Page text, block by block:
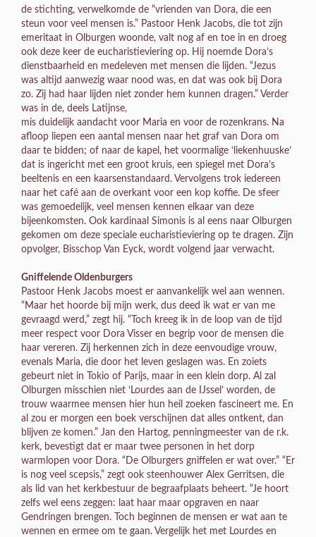
de stichting, verwelkomde de “vrienden van Dora, die een
steun voor veel mensen is.” Pastoor Henk Jacobs, die tot zijn
emeritaat in Olburgen woonde, valt nog af en toe in en droeg
ook deze keer de eucharistieviering op. Hij noemde Dora’s
dienstbaarheid en medeleven met mensen die lijden. “Jezus
was altijd aanwezig waar nood was, en dat was ook bij Dora
zo. Zij had haar lijden niet zonder hem kunnen dragen.” Verder
was in de, deels Latijnse,
mis duidelijk aandacht voor Maria en voor de rozenkrans. Na
afloop liepen een aantal mensen naar het graf van Dora om
daar te bidden; of naar de kapel, het voormalige ‘liekenhuuske’
dat is ingericht met een groot kruis, een spiegel met Dora’s
beeltenis en een kaarsenstandaard. Vervolgens trok iedereen
naar het café aan de overkant voor een kop koffie. De sfeer
was gemoedelijk, veel mensen kennen elkaar van deze
bijeenkomsten. Ook kardinaal Simonis is al eens naar Olburgen
gekomen om deze speciale eucharistieviering op te dragen. Zijn
opvolger, Bisschop Van Eyck, wordt volgend jaar verwacht.
Gniffelende Oldenburgers
Pastoor Henk Jacobs moest er aanvankelijk wel aan wennen.
“Maar het hoorde bij mijn werk, dus deed ik wat er van me
gevraagd werd,” zegt hij. “Toch kreeg ik in de loop van de tijd
meer respect voor Dora Visser en begrip voor de mensen die
haar vereren. Zij herkennen zich in deze eenvoudige vrouw,
evenals Maria, die door het leven geslagen was. En zoiets
gebeurt niet in Tokio of Parijs, maar in een klein dorp. Al zal
Olburgen misschien niet ‘Lourdes aan de IJssel’ worden, de
trouw waarmee mensen hier hun heil zoeken fascineert me. En
al zou er morgen een boek verschijnen dat alles ontkent, dan
blijven ze komen.” Jan den Hartog, penningmeester van de r.k.
kerk, bevestigt dat er maar twee personen in het dorp
warmlopen voor Dora. “De Olburgers gniffelen er wat over.” “Er
is nog veel scepsis,” zegt ook steenhouwer Alex Gerritsen, die
als lid van het kerkbestuur de begraafplaats beheert. “Je hoort
zelfs wel eens zeggen: laat haar maar opgraven en naar
Gendringen brengen. Toch beginnen de mensen er wat aan te
wennen en ermee om te gaan. Vergelijk het met Lourdes en